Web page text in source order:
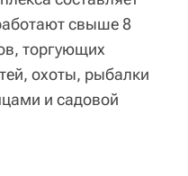
свыше 8
торгующих
охоты, рыбалки
и садовой